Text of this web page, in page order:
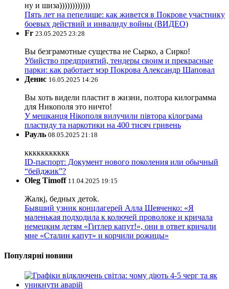
ну и шиза))))))))))))
Пять лет на пепелище: как живется в Покрове участнику
боевых действий и инвалиду войны (ВИДЕО)
Fr 23.05.2025 23:28
Вы безграмотные существа не Сырко, а Сирко!
Убийство предприятий, тендеры своим и прекрасные
парки: как работает мэр Покрова Александр Шаповал
Денис 16.05.2025 14:26
Вы хоть видели пластит в жизни, полтора килограмма
для Никополя это ничто!
У мешканця Нікополя вилучили півтора кілограма
пластиду та наркотики на 400 тисяч гривень
Рауль 08.05.2025 21:18
ккккккккккк
ID-паспорт: Документ нового поколения или обычный
“бейджик”?
Oleg Timoff 11.04.2025 19:15
Жалкj, бедных детok.
Бывший узник концлагерей Алла Шевченко: «Я
маленькая подходила к колючей проволоке и кричала
немецким детям «Гитлер капут!», они в ответ кричали
мне «Сталин капут» и корчили рожицы»
Популярні новини